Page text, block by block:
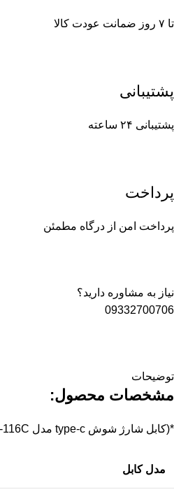
تا ۷ روز ضمانت عودت کالا
پشتیبانی
پشتیبانی ۲۴ ساعته
پرداخت
پرداخت امن از درگاه مطمئن
نیاز به مشاوره دارید؟
09332700706
توضیحات
مشخصات محصول:
*(کابل شارژ شوش type-c مدل SH-116C)*
مدل کابل